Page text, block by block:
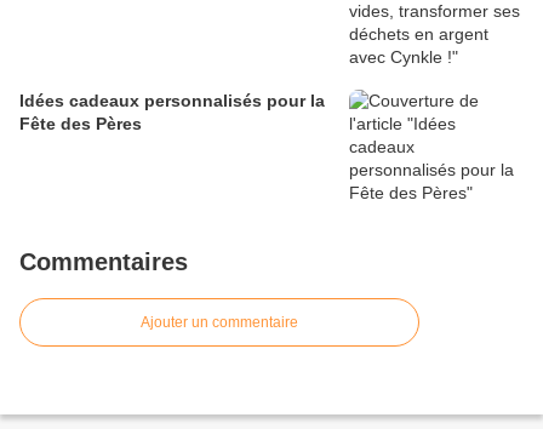
Idées cadeaux personnalisés pour la
Fête des Pères
Commentaires
Ajouter un commentaire